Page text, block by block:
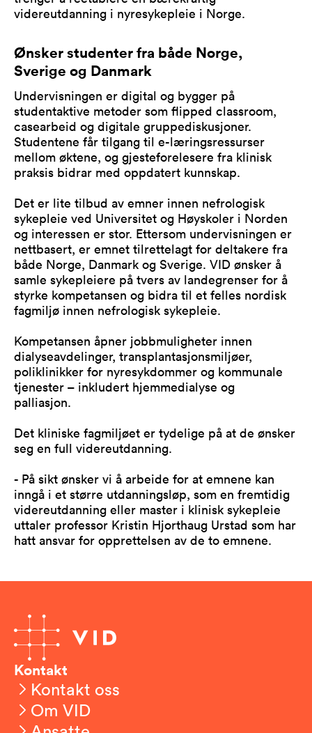
videreutdanning i nyresykepleie i Norge.
Ønsker studenter fra både Norge,
Sverige og Danmark
Undervisningen er digital og bygger på
studentaktive metoder som flipped classroom,
casearbeid og digitale gruppediskusjoner.
Studentene får tilgang til e-læringsressurser
mellom øktene, og gjesteforelesere fra klinisk
praksis bidrar med oppdatert kunnskap.
Det er lite tilbud av emner innen nefrologisk
sykepleie ved Universitet og Høyskoler i Norden
og interessen er stor. Ettersom undervisningen er
nettbasert, er emnet tilrettelagt for deltakere fra
både Norge, Danmark og Sverige. VID ønsker å
samle sykepleiere på tvers av landegrenser for å
styrke kompetansen og bidra til et felles nordisk
fagmiljø innen nefrologisk sykepleie.
Kompetansen åpner jobbmuligheter innen
dialyseavdelinger, transplantasjonsmiljøer,
poliklinikker for nyresykdommer og kommunale
tjenester – inkludert hjemmedialyse og
palliasjon.
Det kliniske fagmiljøet er tydelige på at de ønsker
seg en full videreutdanning.
- På sikt ønsker vi å arbeide for at emnene kan
inngå i et større utdanningsløp, som en fremtidig
videreutdanning eller master i klinisk sykepleie
uttaler professor Kristin Hjorthaug Urstad som har
hatt ansvar for opprettelsen av de to emnene.
Kontakt
Kontakt oss
Om VID